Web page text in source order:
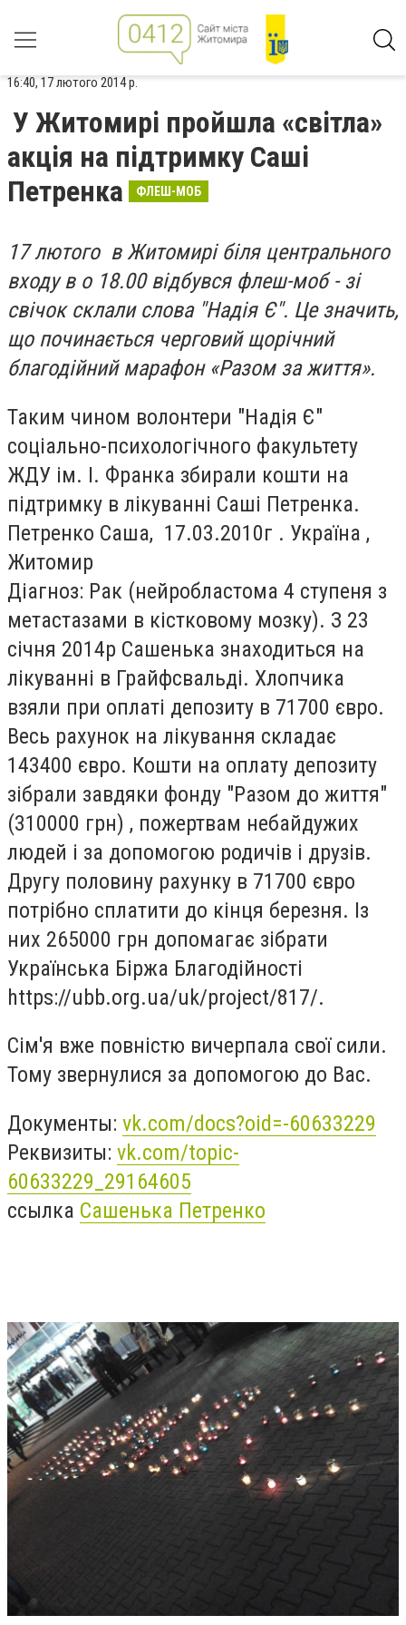
16:40, 17 лютого 2014 р.
У Житомирі пройшла «світла»
акція на підтримку Саші
Петренка
ФЛЕШ-МОБ
17 лютого в Житомирі біля центрального
входу в о 18.00 відбувся флеш-моб - зі
свічок склали слова "Надія Є". Це значить,
що починається черговий щорічний
благодійний марафон «Разом за життя».
Таким чином волонтери "Надія Є"
соціально-психологічного факультету
ЖДУ ім. І. Франка збирали кошти на
підтримку в лікуванні Саші Петренка.
Петренко Саша, 17.03.2010г . Україна ,
Житомир
Діагноз: Рак (нейробластома 4 ступеня з
метастазами в кістковому мозку). З 23
січня 2014р Сашенька знаходиться на
лікуванні в Грайфсвальді. Хлопчика
взяли при оплаті депозиту в 71700 євро.
Весь рахунок на лікування складає
143400 євро. Кошти на оплату депозиту
зібрали завдяки фонду "Разом до життя"
(310000 грн) , пожертвам небайдужих
людей і за допомогою родичів і друзів.
Другу половину рахунку в 71700 євро
потрібно сплатити до кінця березня. Із
них 265000 грн допомагає зібрати
Українська Біржа Благодійності
https://ubb.org.ua/uk/project/817/.
Сім'я вже повністю вичерпала свої сили.
Тому звернулися за допомогою до Вас.
Документы: vk.com/docs?oid=-60633229
Реквизиты: vk.com/topic-
60633229_29164605
ссылка Сашенька Петренко